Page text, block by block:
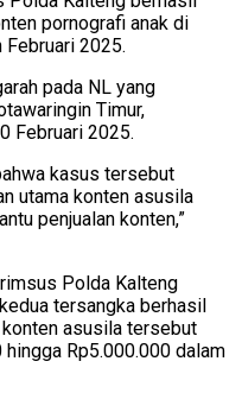
pornografi anak di
2025.
pada NL yang
Timur,
Februari 2025.
kasus tersebut
utama konten asusila
penjualan konten,”
Polda Kalteng
tersangka berhasil
konten asusila tersebut
Rp5.000.000 dalam